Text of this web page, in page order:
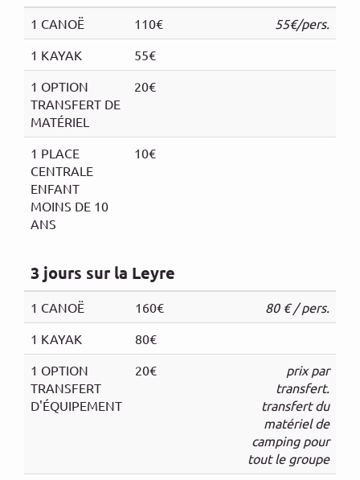
1 CANOË 110€
55€/pers.
1 KAYAK
55€
1 OPTION
TRANSFERT DE
MATÉRIEL
20€
1 PLACE
CENTRALE
ENFANT
MOINS DE 10
ANS
10€
3 jours sur la Leyre
1 CANOË 160€
80 € / pers.
1 KAYAK
80€
1 OPTION
TRANSFERT
D'ÉQUIPEMENT
20€
prix par
transfert.
transfert du
matériel de
camping pour
tout le groupe